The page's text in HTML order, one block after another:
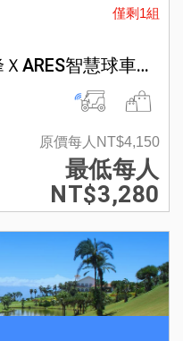
僅剩1組
【假日18洞下午場】南峰ＸARES智慧球車方案
原價每人NT$4,150
最低每人
NT$3,280